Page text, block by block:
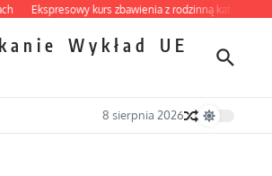
Ekspresowy kurs zbawienia z rodzinną katastrofą
Wykład
UE
8 sierpnia 2026